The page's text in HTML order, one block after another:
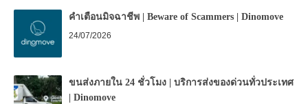
คำเตือนมิจฉาชีพ | Beware of Scammers | Dinomove
24/07/2026
ขนส่งภายใน 24 ชั่วโมง | บริการส่งของด่วนทั่วประเทศ
| Dinomove